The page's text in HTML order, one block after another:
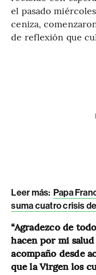
el pasado
ceniza,
de reflexión que
Leer más: Papa
suma cuatro crisis
“Agradezco de
hacen por mi
acompaño desde
que la Virgen los